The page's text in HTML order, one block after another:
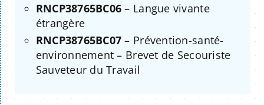
RNCP38765BC06 – Langue vivante
étrangère
RNCP38765BC07 – Prévention-santé-
environnement – Brevet de Secouriste
Sauveteur du Travail